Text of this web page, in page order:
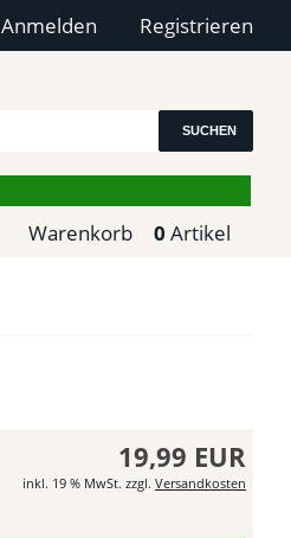
Registrieren
Anmelden
SUCHEN
Warenkorb 0 Artikel
19,99 EUR
inkl. 19 % MwSt. zzgl. Versandkosten